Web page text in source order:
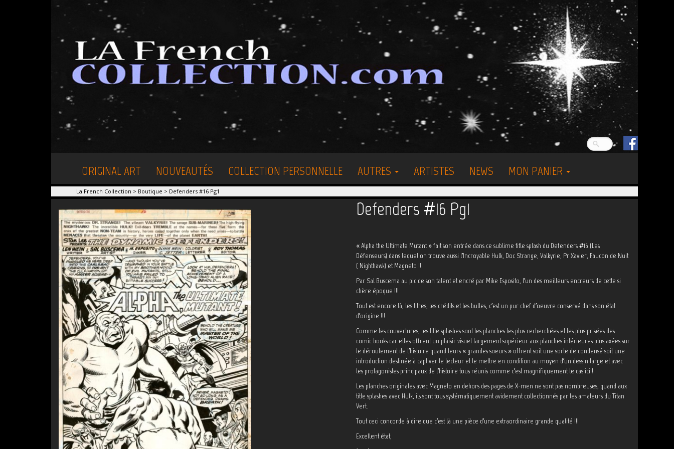
ORIGINAL ART NOUVEAUTÉS COLLECTION PERSONNELLE AUTRES ARTISTES NEWS MON PANIER
La French Collection > Boutique > Defenders #16 Pg1
Defenders #16 Pg1
« Alpha the Ultimate Mutant » fait son entrée dans ce sublime title splash du Defenders #16 (Les
Défenseurs) dans lequel on trouve aussi l’Incroyable Hulk, Doc Strange, Valkyrie, Pr Xavier, Faucon de Nuit
( Nighthawk) et Magneto !!!
Par Sal Buscema au pic de son talent et encré par Mike Esposito, l’un des meilleurs encreurs de cette si
chère époque !!!
Tout est encore là, les titres, les crédits et les bulles, c’est un pur chef d’oeuvre conservé dans son état
d’origine !!!
Comme les couvertures, les title splashes sont les planches les plus recherchées et les plus prisées des
comic books car elles offrent un plaisir visuel largement supérieur aux planches intérieures plus axées sur
le déroulement de l’histoire quand leurs « grandes soeurs » offrent soit une sorte de condensé soit une
introduction destinée à captiver le lecteur et le mettre en condition au moyen d’un dessin large et avec
les protagonistes principaux de l’histoire tous réunis comme c’est magnifiquement le cas ici !
Les planches originales avec Magneto en dehors des pages de X-men ne sont pas nombreuses, quand aux
title splashes avec Hulk, ils sont tous systématiquement avidement collectionnés par les amateurs du Titan
Vert.
Tout ceci concorde à dire que c’est là une pièce d’une extraordinaire grande qualité !!!
Excellent état,